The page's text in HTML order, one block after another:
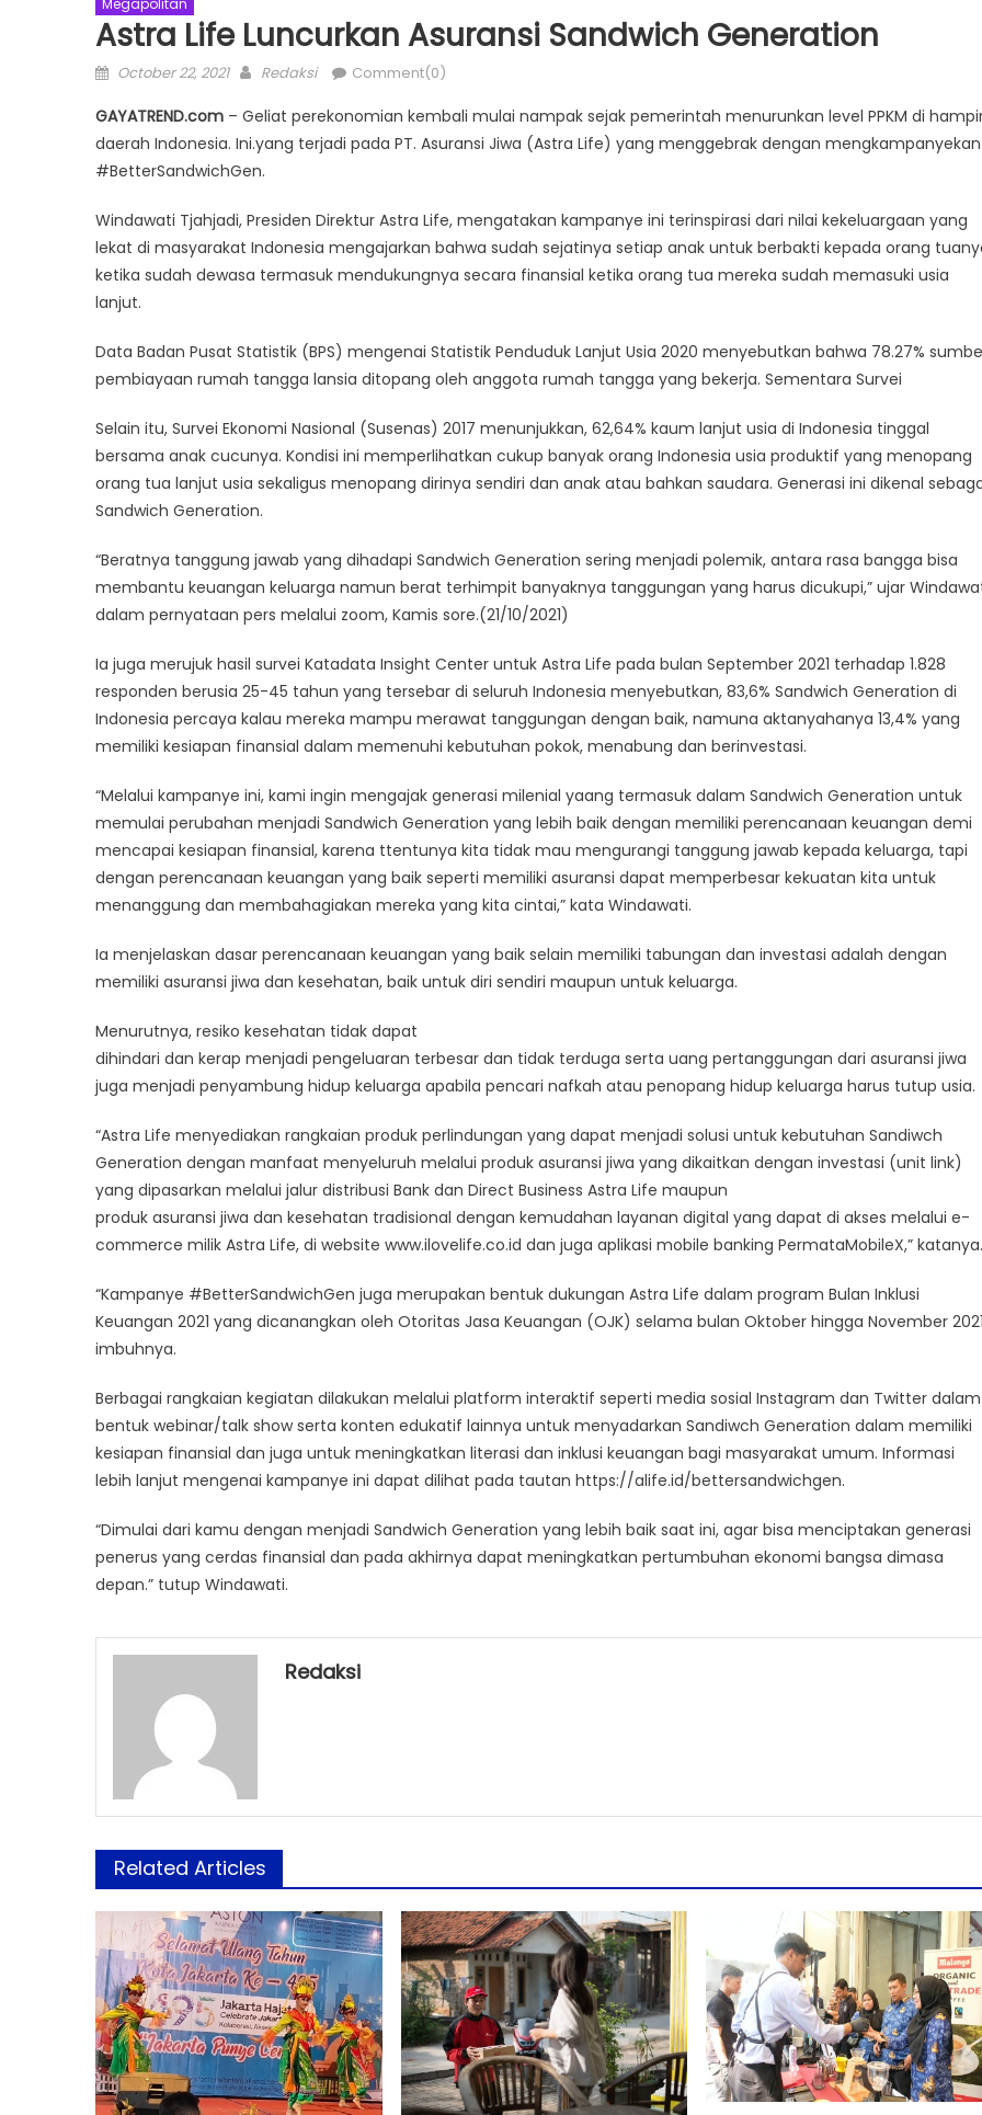
Astra Life Luncurkan Asuransi Sandwich Generation
Posted
October 22, 2021 Author
Redaksi Comment(0)
GAYATREND.com – Geliat perekonomian kembali mulai nampak sejak pemerintah menurunkan level PPKM di
daerah Indonesia. Ini.yang terjadi pada PT. Asuransi Jiwa (Astra Life) yang menggebrak dengan mengkampanyekan
#BetterSandwichGen.
Windawati Tjahjadi, Presiden Direktur Astra Life, mengatakan kampanye ini terinspirasi dari nilai kekeluargaan yang
lekat di masyarakat Indonesia mengajarkan bahwa sudah sejatinya setiap anak untuk berbakti kepada orang
ketika sudah dewasa termasuk mendukungnya secara finansial ketika orang tua mereka sudah memasuki usia
lanjut.
Data Badan Pusat Statistik (BPS) mengenai Statistik Penduduk Lanjut Usia 2020 menyebutkan bahwa 78.27%
pembiayaan rumah tangga lansia ditopang oleh anggota rumah tangga yang bekerja. Sementara Survei
Selain itu, Survei Ekonomi Nasional (Susenas) 2017 menunjukkan, 62,64% kaum lanjut usia di Indonesia tinggal
bersama anak cucunya. Kondisi ini memperlihatkan cukup banyak orang Indonesia usia produktif yang menopang
orang tua lanjut usia sekaligus menopang dirinya sendiri dan anak atau bahkan saudara. Generasi ini dikenal
Sandwich Generation.
“Beratnya tanggung jawab yang dihadapi Sandwich Generation sering menjadi polemik, antara rasa bangga bisa
membantu keuangan keluarga namun berat terhimpit banyaknya tanggungan yang harus dicukupi,” ujar
dalam pernyataan pers melalui zoom, Kamis sore.(21/10/2021)
Ia juga merujuk hasil survei Katadata Insight Center untuk Astra Life pada bulan September 2021 terhadap 1.828
responden berusia 25-45 tahun yang tersebar di seluruh Indonesia menyebutkan, 83,6% Sandwich Generation di
Indonesia percaya kalau mereka mampu merawat tanggungan dengan baik, namuna aktanyahanya 13,4% yang
memiliki kesiapan finansial dalam memenuhi kebutuhan pokok, menabung dan berinvestasi.
“Melalui kampanye ini, kami ingin mengajak generasi milenial yaang termasuk dalam Sandwich Generation untuk
memulai perubahan menjadi Sandwich Generation yang lebih baik dengan memiliki perencanaan keuangan demi
mencapai kesiapan finansial, karena ttentunya kita tidak mau mengurangi tanggung jawab kepada keluarga, tapi
dengan perencanaan keuangan yang baik seperti memiliki asuransi dapat memperbesar kekuatan kita untuk
menanggung dan membahagiakan mereka yang kita cintai,” kata Windawati.
Ia menjelaskan dasar perencanaan keuangan yang baik selain memiliki tabungan dan investasi adalah dengan
memiliki asuransi jiwa dan kesehatan, baik untuk diri sendiri maupun untuk keluarga.
Menurutnya, resiko kesehatan tidak dapat
dihindari dan kerap menjadi pengeluaran terbesar dan tidak terduga serta uang pertanggungan dari asuransi jiwa
juga menjadi penyambung hidup keluarga apabila pencari nafkah atau penopang hidup keluarga harus tutup usia.
“Astra Life menyediakan rangkaian produk perlindungan yang dapat menjadi solusi untuk kebutuhan Sandiwch
Generation dengan manfaat menyeluruh melalui produk asuransi jiwa yang dikaitkan dengan investasi (unit link)
yang dipasarkan melalui jalur distribusi Bank dan Direct Business Astra Life maupun
produk asuransi jiwa dan kesehatan tradisional dengan kemudahan layanan digital yang dapat di akses melalui e-
commerce milik Astra Life, di website www.ilovelife.co.id dan juga aplikasi mobile banking PermataMobileX,” katanya.
“Kampanye #BetterSandwichGen juga merupakan bentuk dukungan Astra Life dalam program Bulan Inklusi
Keuangan 2021 yang dicanangkan oleh Otoritas Jasa Keuangan (OJK) selama bulan Oktober hingga November
imbuhnya.
Berbagai rangkaian kegiatan dilakukan melalui platform interaktif seperti media sosial Instagram dan Twitter dalam
bentuk webinar/talk show serta konten edukatif lainnya untuk menyadarkan Sandiwch Generation dalam memiliki
kesiapan finansial dan juga untuk meningkatkan literasi dan inklusi keuangan bagi masyarakat umum. Informasi
lebih lanjut mengenai kampanye ini dapat dilihat pada tautan https://alife.id/bettersandwichgen.
“Dimulai dari kamu dengan menjadi Sandwich Generation yang lebih baik saat ini, agar bisa menciptakan generasi
penerus yang cerdas finansial dan pada akhirnya dapat meningkatkan pertumbuhan ekonomi bangsa dimasa
depan.” tutup Windawati.
Redaksi
Related Articles